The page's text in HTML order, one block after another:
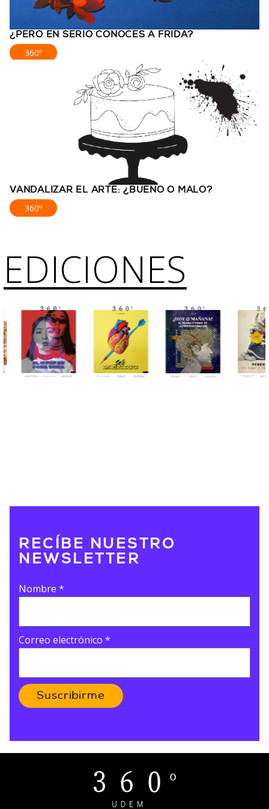
¿PERO EN SERIO CONOCES A FRIDA?
360º
VANDALIZAR EL ARTE: ¿BUENO O MALO?
360º
EDICIONES
RECÍBE NUESTRO
NEWSLETTER
Nombre *
Correo electrónico *
Suscribirme